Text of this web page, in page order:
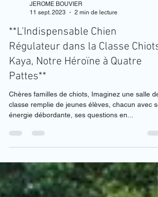
JEROME BOUVIER
11 sept. 2023
2 min de lecture
**L'Indispensable Chien
Régulateur dans la Classe Chiots
Kaya, Notre Héroïne à Quatre
Pattes**
Chères familles de chiots, Imaginez une salle de
classe remplie de jeunes élèves, chacun avec
énergie débordante, ses questions en...